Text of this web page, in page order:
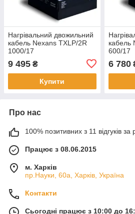
Нагрівальний двожильний
кабель Nexans TXLP/2R
1000/17
9 495 ₴
Купити
кабель
600/17
6 780
Про нас
100% позитивних з 11 відгуків за
Працює з 08.06.2015
м. Харків
пр.Науки, 60а, Харків, Україна
Контакти
Сьогодні працює з 10:00 до